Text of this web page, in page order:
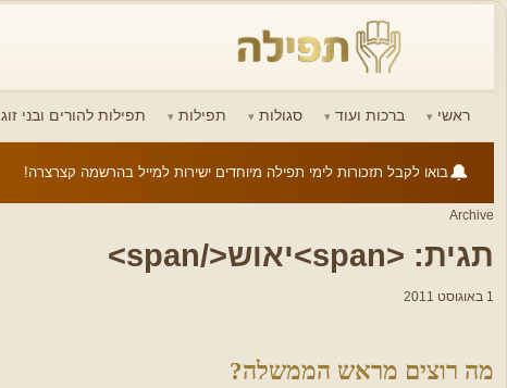
ראשי ברכות ועוד סגולות תפילות תפילות להורים ובני זוג
🔔בואו לקבל תזכורות לימי תפילה מיוחדים ישירות למייל בהרשמה קצרצרה!
Archive
תגית: <span>יאוש</span>
1 באוגוסט 2011
מה רוצים מראש הממשלה?